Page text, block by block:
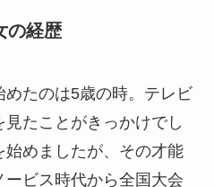
の経歴
たのは5歳の時。テレビ
たことがきっかけでし
めましたが、その才能
ビス時代から全国大会